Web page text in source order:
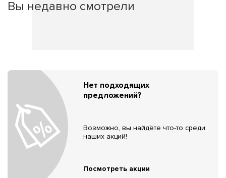
Вы недавно смотрели
Нет подходящих
предложений?
Возможно, вы найдёте что-то среди
наших акций!
Посмотреть акции